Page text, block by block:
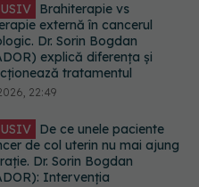
De ce unele paciente
de col uterin nu mai ajung
Dr. Sorin Bogdan
Intervenția
doar în situații
Europa după un nou caz
Anzi, singura tulpină
transmite de la om la om